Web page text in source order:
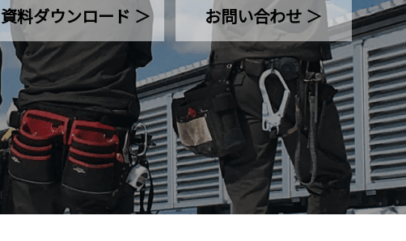
資料ダウンロード ＞ お問い合わせ ＞